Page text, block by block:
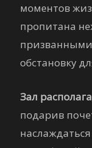
моментов
пропитана
призванными
обстановку
Зал
подарив